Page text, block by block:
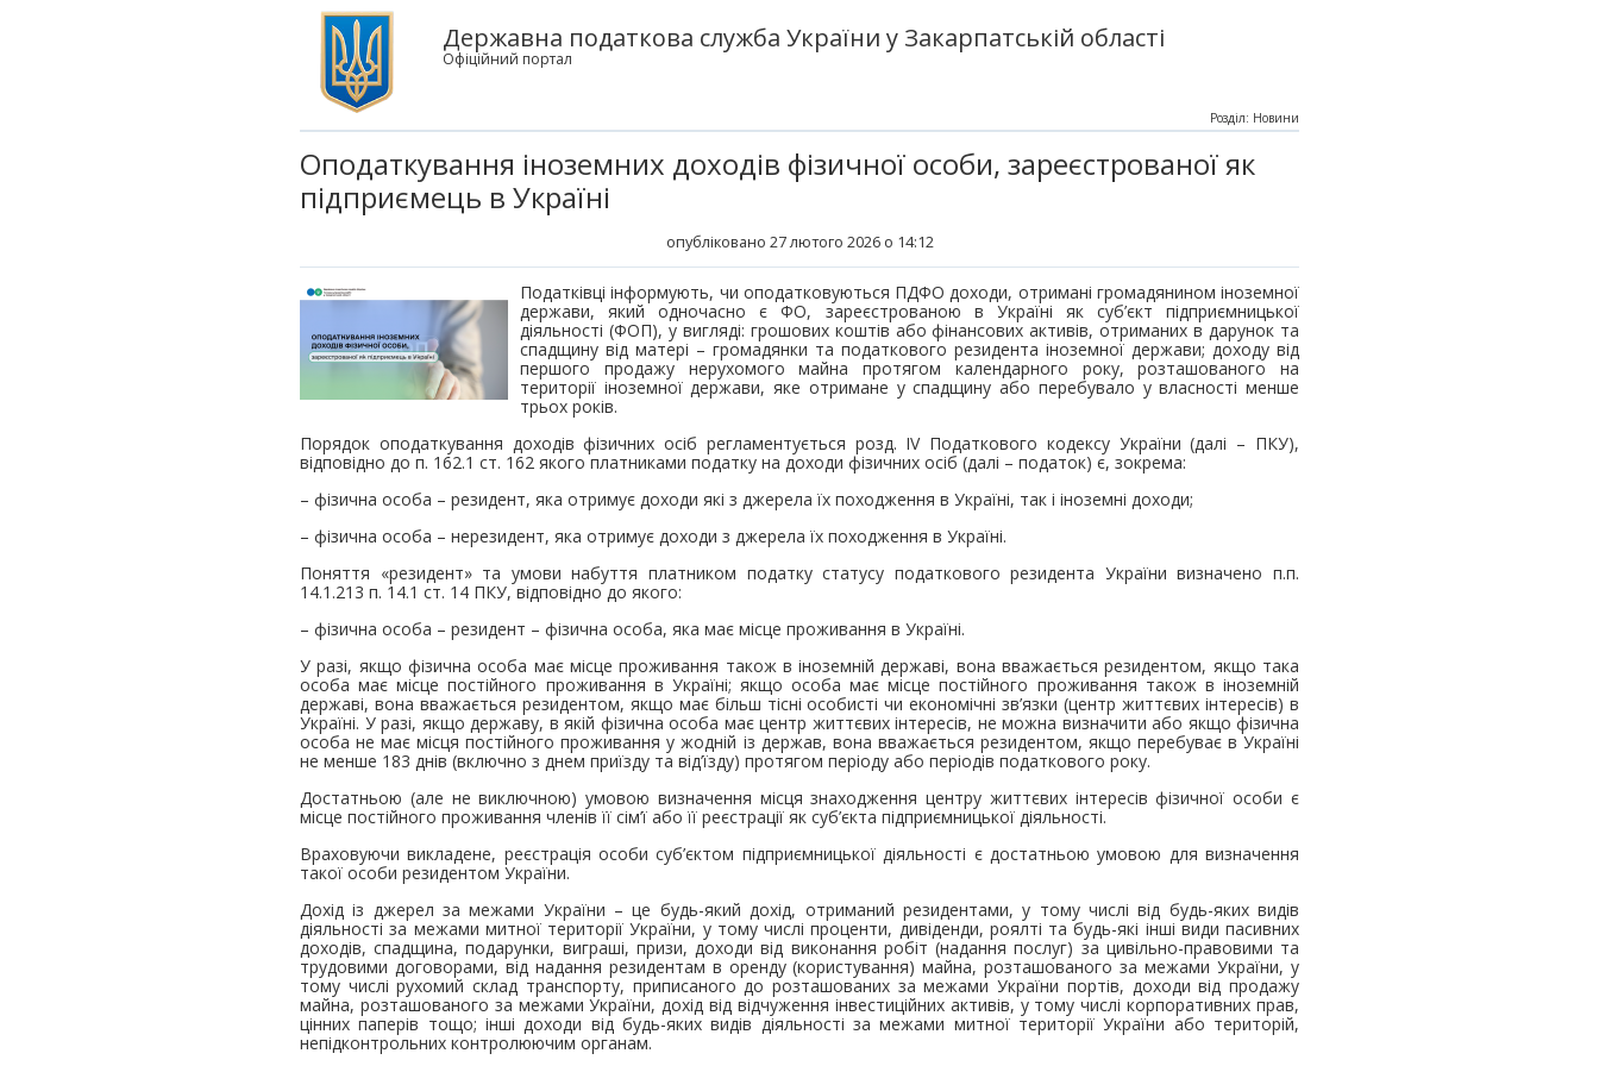
Державна податкова служба України у Закарпатській області
Офіційний портал
Оподаткування іноземних доходів фізичної особи, зареєстрованої як
підприємець в Україні
опубліковано 27 лютого 2026 о 14:12
Розділ: Новини
Податківці інформують, чи оподатковуються ПДФО доходи, отримані громадянином іноземної
держави, який одночасно є ФО, зареєстрованою в Україні як суб’єкт підприємницької
діяльності (ФОП), у вигляді: грошових коштів або фінансових активів, отриманих в дарунок та
спадщину від матері – громадянки та податкового резидента іноземної держави; доходу від
першого продажу нерухомого майна протягом календарного року, розташованого на
території іноземної держави, яке отримане у спадщину або перебувало у власності менше
трьох років.
Порядок оподаткування доходів фізичних осіб регламентується розд. IV Податкового кодексу України (далі – ПКУ),
відповідно до п. 162.1 ст. 162 якого платниками податку на доходи фізичних осіб (далі – податок) є, зокрема:
– фізична особа – резидент, яка отримує доходи які з джерела їх походження в Україні, так і іноземні доходи;
– фізична особа – нерезидент, яка отримує доходи з джерела їх походження в Україні.
Поняття «резидент» та умови набуття платником податку статусу податкового резидента України визначено п.п.
14.1.213 п. 14.1 ст. 14 ПКУ, відповідно до якого:
– фізична особа – резидент – фізична особа, яка має місце проживання в Україні.
У разі, якщо фізична особа має місце проживання також в іноземній державі, вона вважається резидентом, якщо така
особа має місце постійного проживання в Україні; якщо особа має місце постійного проживання також в іноземній
державі, вона вважається резидентом, якщо має більш тісні особисті чи економічні зв’язки (центр життєвих інтересів) в
Україні. У разі, якщо державу, в якій фізична особа має центр життєвих інтересів, не можна визначити або якщо фізична
особа не має місця постійного проживання у жодній із держав, вона вважається резидентом, якщо перебуває в Україні
не менше 183 днів (включно з днем приїзду та від’їзду) протягом періоду або періодів податкового року.
Достатньою (але не виключною) умовою визначення місця знаходження центру життєвих інтересів фізичної особи є
місце постійного проживання членів її сім’ї або її реєстрації як суб’єкта підприємницької діяльності.
Враховуючи викладене, реєстрація особи суб’єктом підприємницької діяльності є достатньою умовою для визначення
такої особи резидентом України.
Дохід із джерел за межами України – це будь-який дохід, отриманий резидентами, у тому числі від будь-яких видів
діяльності за межами митної території України, у тому числі проценти, дивіденди, роялті та будь-які інші види пасивних
доходів, спадщина, подарунки, виграші, призи, доходи від виконання робіт (надання послуг) за цивільно-правовими та
трудовими договорами, від надання резидентам в оренду (користування) майна, розташованого за межами України, у
тому числі рухомий склад транспорту, приписаного до розташованих за межами України портів, доходи від продажу
майна, розташованого за межами України, дохід від відчуження інвестиційних активів, у тому числі корпоративних прав,
цінних паперів тощо; інші доходи від будь-яких видів діяльності за межами митної території України або територій,
непідконтрольних контролюючим органам.